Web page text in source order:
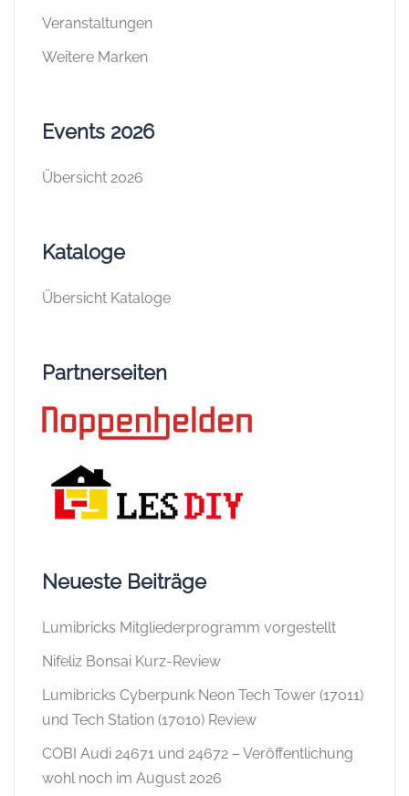
Veranstaltungen
Weitere Marken
Events 2026
Übersicht 2026
Kataloge
Übersicht Kataloge
Partnerseiten
Neueste Beiträge
Lumibricks Mitgliederprogramm vorgestellt
Nifeliz Bonsai Kurz-Review
Lumibricks Cyberpunk Neon Tech Tower (17011)
und Tech Station (17010) Review
COBI Audi 24671 und 24672 – Veröffentlichung
wohl noch im August 2026